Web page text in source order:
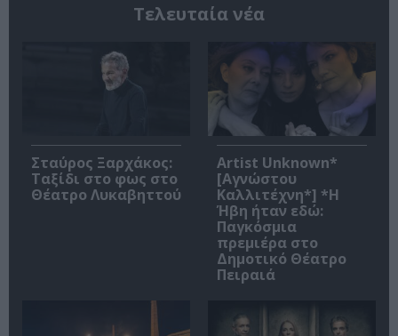
Τελευταία νέα
Σταύρος Ξαρχάκος:
Ταξίδι στο φως στο
Θέατρο Λυκαβηττού
Artist Unknown*
[Αγνώστου
Καλλιτέχνη*] *Η
Ήβη ήταν εδώ:
Παγκόσμια
πρεμιέρα στο
Δημοτικό Θέατρο
Πειραιά